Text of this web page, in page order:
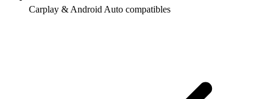
Carplay & Android Auto compatibles